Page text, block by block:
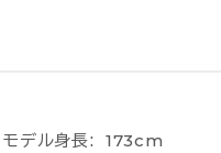
モデル身長: 173cm